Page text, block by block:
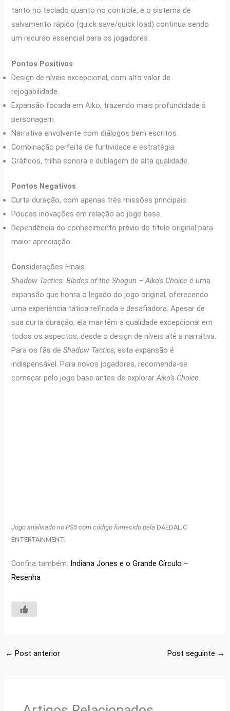
tanto no teclado quanto no controle, e o sistema de
salvamento rápido (quick save/quick load) continua sendo
um recurso essencial para os jogadores.
Pontos Positivos
Design de níveis excepcional, com alto valor de
rejogabilidade.
Expansão focada em Aiko, trazendo mais profundidade à
personagem.
Narrativa envolvente com diálogos bem escritos.
Combinação perfeita de furtividade e estratégia.
Gráficos, trilha sonora e dublagem de alta qualidade.
Pontos Negativos
Curta duração, com apenas três missões principais.
Poucas inovações em relação ao jogo base.
Dependência do conhecimento prévio do título original para
maior apreciação.
Considerações Finais
Shadow Tactics: Blades of the Shogun – Aiko’s Choice é uma
expansão que honra o legado do jogo original, oferecendo
uma experiência tática refinada e desafiadora. Apesar de
sua curta duração, ela mantém a qualidade excepcional em
todos os aspectos, desde o design de níveis até a narrativa.
Para os fãs deShadow Tactics, esta expansão é
indispensável. Para novos jogadores, recomenda-se
começar pelo jogo base antes de explorarAiko’s Choice.
Jogo analisado no PS5 com código fornecido pela DAEDALIC
ENTERTAINMENT.
Confira também: Indiana Jones e o Grande Círculo –
Resenha
← Post anterior Post seguinte →